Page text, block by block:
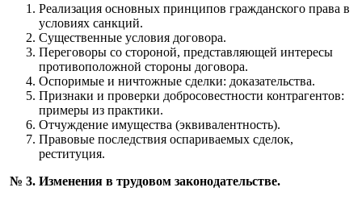
Реализация основных принципов гражданского права в
условиях санкций.
Существенные условия договора.
Переговоры со стороной, представляющей интересы
противоположной стороны договора.
Оспоримые и ничтожные сделки: доказательства.
Признаки и проверки добросовестности контрагентов:
примеры из практики.
Отчуждение имущества (эквивалентность).
Правовые последствия оспариваемых сделок,
реституция.
№ 3. Изменения в трудовом законодательстве.